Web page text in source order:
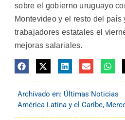
sobre el gobierno uruguayo
Montevideo y el resto del país
trabajadores estatales el
mejoras salariales.
Archivado en: Últimas Noticias
América Latina y el Caribe,